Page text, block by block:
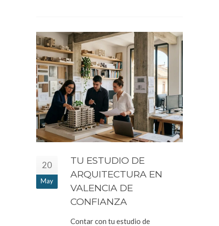
20
May
TU ESTUDIO DE
ARQUITECTURA EN
VALENCIA DE
CONFIANZA
Contar con tu estudio de